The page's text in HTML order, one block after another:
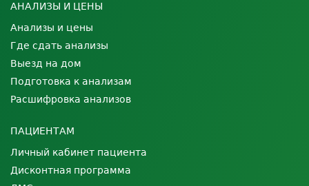
АНАЛИЗЫ И ЦЕНЫ
Анализы и цены
Где сдать анализы
Выезд на дом
Подготовка к анализам
Расшифровка анализов
ПАЦИЕНТАМ
Личный кабинет пациента
Дисконтная программа